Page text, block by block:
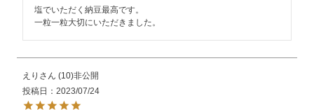
塩でいただく納豆最高です。
一粒一粒大切にいただきました。
えり 10 非公開
投稿日
2023/07/24